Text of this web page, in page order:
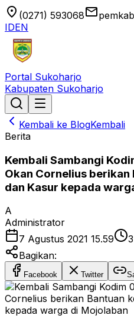
location_on (0271) 593068email
IDEN
Portal Sukoharjo
Kabupaten Sukoharjo
Kembali ke BlogKembali
Berita
Kembali Sambangi
Okan Cornelius berikan
dan Kasur kepada
A
Administrator
7 Agustus 2021 15.59
3
Bagikan:
Facebook Twitter